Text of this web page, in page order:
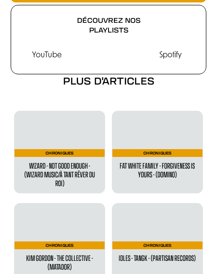
DÉCOUVREZ NOS
PLAYLISTS
YouTube Spotify
PLUS D'ARTICLES
CHRONIQUES
W!ZARD - NOT GOOD ENOUGH -
(WIZARD MUSIC/À TANT RÊVER DU
ROI)
CHRONIQUES
FAT WHITE FAMILY - FORGIVENESS IS
YOURS - (DOMINO)
CHRONIQUES
KIM GORDON - THE COLLECTIVE -
(MATADOR)
CHRONIQUES
IDLES - TANGK - (PARTISAN RECORDS)